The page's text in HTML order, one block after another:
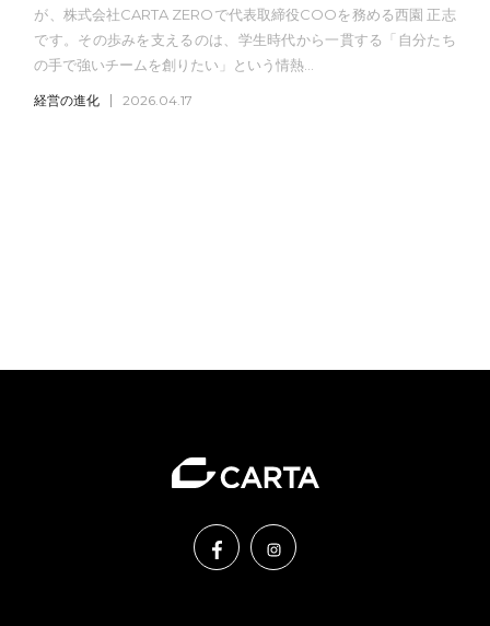
が、株式会社CARTA ZEROで代表取締役COOを務める西園 正志
です。その歩みを支えるのは、学生時代から一貫する「自分たち
の手で強いチームを創りたい」という情熱...
経営の進化 2026.04.17